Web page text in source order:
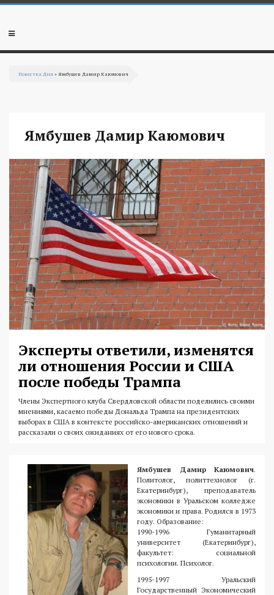
Перейти к основному содержанию
Мобильное
Повестка Дня » Ямбушев Дамир Каюмович
Ямбушев Дамир Каюмович
Эксперты ответили, изменятся
ли отношения России и США
после победы Трампа
Члены Экспертного клуба Свердловской области поделились своими
мнениями, касаемо победы Дональда Трампа на президентских
выборах в США в контексте российско-американских отношений и
рассказали о своих ожиданиях от его нового срока.
Ямбушев Дамир Каюмович.
Политолог, политтехнолог (г.
Екатеринбург), преподаватель
экономики в Уральском колледже
экономики и права. Родился в 1973
году. Образование:
1990-1996 Гуманитарный
университет (Екатеринбург),
факультет: социальной
психологии. Психолог.
1995-1997 Уральский
Государственный Экономический